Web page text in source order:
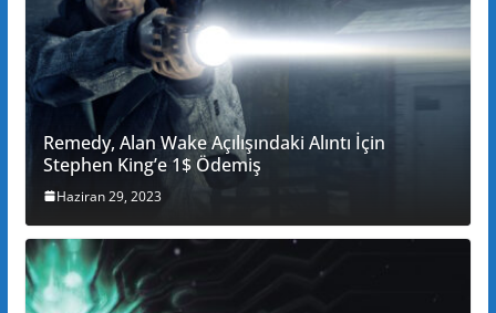
Remedy, Alan Wake Açılışındaki Alıntı İçin
Stephen King’e 1$ Ödemiş
Haziran 29, 2023